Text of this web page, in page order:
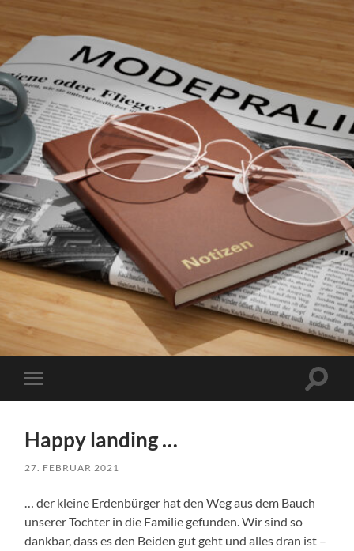
Mobile-
Menü
Happy landing …
27. FEBRUAR 2021
… der kleine Erdenbürger hat den Weg aus dem Bauch
unserer Tochter in die Familie gefunden. Wir sind so
dankbar, dass es den Beiden gut geht und alles dran ist –